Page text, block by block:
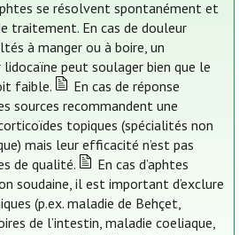
se résolvent spontanément et
traitement. En cas de douleur
à manger ou à boire, un
peut soulager bien que le
faible.
En cas de réponse
sources recommandent une
topiques (spécialités non
mais leur efficacité n’est pas
de qualité.
En cas d’aphtes
soudaine, il est important d’exclure
(p.ex. maladie de Behçet,
de l’intestin, maladie coeliaque,